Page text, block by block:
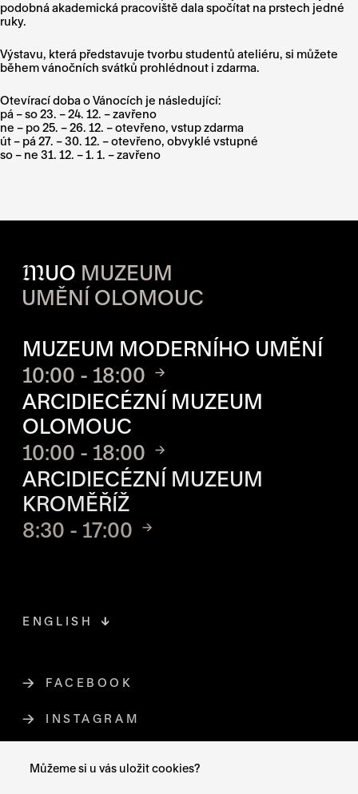
Můžeme si u vás uložit cookies?
podobná akademická pracoviště dala spočítat na prstech jedné
ruky.
Výstavu, která představuje tvorbu studentů ateliéru, si můžete
během vánočních svátků prohlédnout i zdarma.
Otevírací doba o Vánocích je následující:
pá – so 23. – 24. 12. – zavřeno
ne – po 25. – 26. 12. – otevřeno, vstup zdarma
út – pá 27. – 30. 12. – otevřeno, obvyklé vstupné
so – ne 31. 12. – 1. 1. – zavřeno
MUO MUZEUM
UMĚNÍ OLOMOUC
MUZEUM MODERNÍHO UMĚNÍ
10:00 - 18:00
ARCIDIECÉZNÍ MUZEUM
OLOMOUC
10:00 - 18:00
ARCIDIECÉZNÍ MUZEUM
KROMĚŘÍŽ
8:30 - 17:00
FACEBOOKODKAZ SE OTEVŘE NA NOVÉ
INSTAGRAMODKAZ SE OTEVŘE NA NOVÉ
ENGLISH